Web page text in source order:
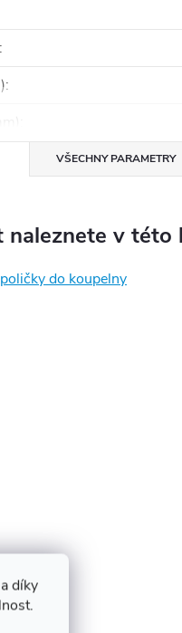
díky
:
:
VŠECHNY PARAMETRY
naleznete v této
do koupelny